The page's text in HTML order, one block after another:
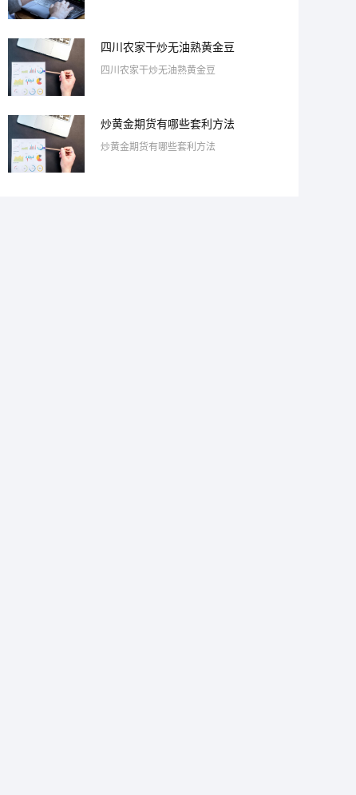
四川农家干炒无油熟黄金豆
四川农家干炒无油熟黄金豆
炒黄金期货有哪些套利方法
炒黄金期货有哪些套利方法